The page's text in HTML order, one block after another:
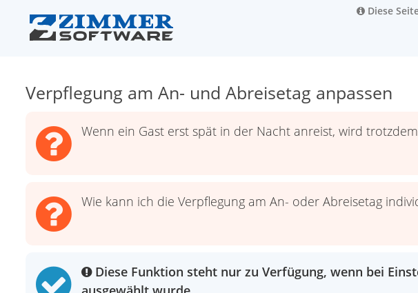
Diese
Verpflegung am An- und Abreisetag anpassen
Wenn ein Gast erst spät in der Nacht anreist, wird
Wie kann ich die Verpflegung am An- oder Abreisetag
Diese Funktion steht nur zu Verfügung, wenn bei